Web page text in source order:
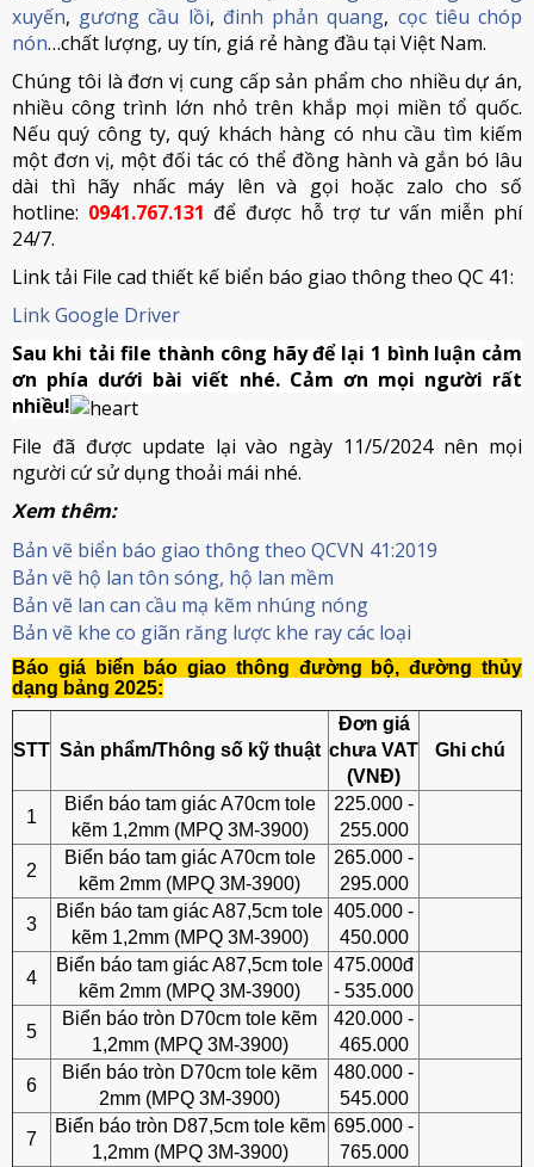
xuyến, gương cầu lồi, đinh phản quang, cọc tiêu chóp
nón…chất lượng, uy tín, giá rẻ hàng đầu tại Việt Nam.
Chúng tôi là đơn vị cung cấp sản phẩm cho nhiều dự án,
nhiều công trình lớn nhỏ trên khắp mọi miền tổ quốc.
Nếu quý công ty, quý khách hàng có nhu cầu tìm kiếm
một đơn vị, một đối tác có thể đồng hành và gắn bó lâu
dài thì hãy nhấc máy lên và gọi hoặc zalo cho số
hotline: 0941.767.131 để được hỗ trợ tư vấn miễn phí
24/7.
Link tải File cad thiết kế biển báo giao thông theo QC 41:
Link Google Driver
Sau khi tải file thành công hãy để lại 1 bình luận cảm
ơn phía dưới bài viết nhé. Cảm ơn mọi người rất
nhiều!
File đã được update lại vào ngày 11/5/2024 nên mọi
người cứ sử dụng thoải mái nhé.
Xem thêm:
Bản vẽ biển báo giao thông theo QCVN 41:2019
Bản vẽ hộ lan tôn sóng, hộ lan mềm
Bản vẽ lan can cầu mạ kẽm nhúng nóng
Bản vẽ khe co giãn răng lược khe ray các loại
Báo giá biển báo giao thông đường bộ, đường thủy
dạng bảng 2025:
STT Sản phẩm/Thông số kỹ thuật
Đơn giá
chưa VAT
(VNĐ)
Ghi chú
1
Biển báo tam giác A70cm tole
kẽm 1,2mm (MPQ 3M-3900)
225.000 -
255.000
2
Biển báo tam giác A70cm tole
kẽm 2mm (MPQ 3M-3900)
265.000 -
295.000
3
Biển báo tam giác A87,5cm tole
kẽm 1,2mm (MPQ 3M-3900)
405.000 -
450.000
4
Biển báo tam giác A87,5cm tole
kẽm 2mm (MPQ 3M-3900)
475.000đ
- 535.000
5
Biển báo tròn D70cm tole kẽm
1,2mm (MPQ 3M-3900)
420.000 -
465.000
6
Biển báo tròn D70cm tole kẽm
2mm (MPQ 3M-3900)
480.000 -
545.000
7
Biển báo tròn D87,5cm tole kẽm
1,2mm (MPQ 3M-3900)
695.000 -
765.000